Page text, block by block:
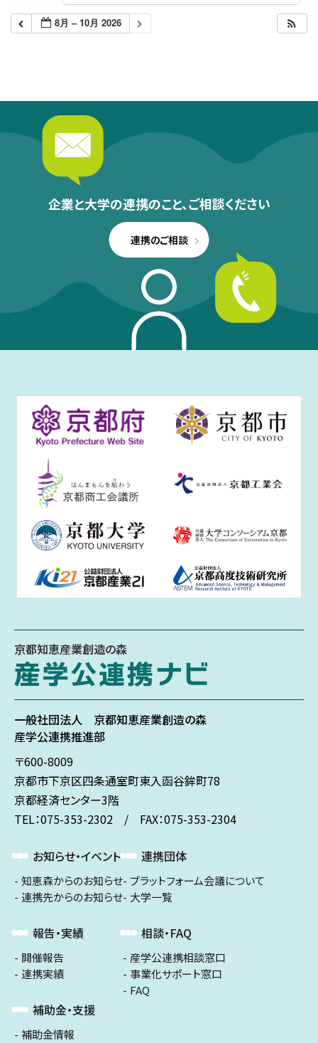
8月 – 10月 2026
企業と大学の連携のこと、ご相談ください
連携のご相談
京都知恵産業創造の森
一般社団法人 京都知恵産業創造の森
産学公連携推進部
〒600-8009
京都市下京区四条通室町東入函谷鉾町78
京都経済センター3階
TEL：075-353-2302 / FAX：075-353-2304
お知らせ・イベント
知恵森からのお知らせ
連携先からのお知らせ
報告・実績
開催報告
連携実績
補助金・支援
補助金情報
連携団体
プラットフォーム会議について
大学一覧
相談・FAQ
産学公連携相談窓口
事業化サポート窓口
FAQ